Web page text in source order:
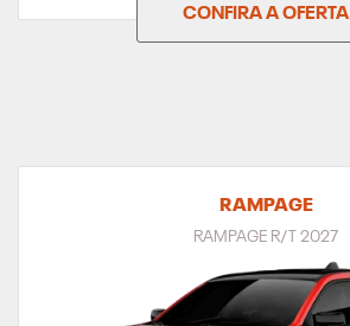
CONFIRA A OFERTA
RAMPAGE
RAMPAGE R/T 2027